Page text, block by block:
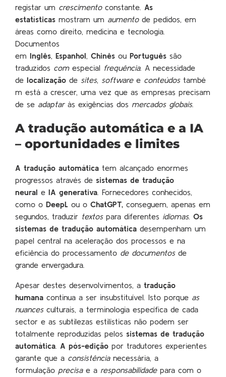
registar um crescimentoconstante. As
estatísticasmostram um aumentode pedidos, em
áreas como direito, medicina e tecnologia.
Documentos
emInglês ,Espanhol ,ChinêsouPortuguêssão
traduzidos comespecial frequência. A necessidade
delocalizaçãode sites, softwaree conteúdostambé
m está a crescer, uma vez que as empresas precisam
de se adaptaràs exigências dos mercados globais.
A tradução automática e a IA
– oportunidades e limites
A tradução automáticatem alcançado enormes
progressos através desistemas de tradução
neuraleIA generativa . Fornecedores conhecidos,
como oDeepLou oChatGPT,conseguem, apenas em
segundos, traduzir textospara diferentes idiomas.Os
sistemas de tradução automática desempenham um
papel central na aceleração dos processos e na
eficiência do processamento de documentosde
grande envergadura.
Apesar destes desenvolvimentos, atradução
humana continua a ser insubstituível. Isto porque as
nuancesculturais, a terminologia específica de cada
sector e as subtilezas estilísticas não podem ser
totalmente reproduzidas pelossistemas de tradução
automática A pós-ediçãopor tradutores experientes
garante que a consistêncianecessária, a
formulação precisae a responsabilidadepara com o